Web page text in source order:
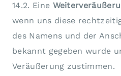
14.2. Eine
wenn uns diese
des Namens und der
bekannt gegeben wurde
Veräußerung zustimmen.